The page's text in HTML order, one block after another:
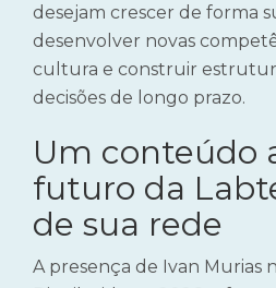
desejam crescer de forma
desenvolver novas
cultura e construir
decisões de longo prazo.
Um conteúdo
futuro da
de sua rede
A presença de Ivan Murias